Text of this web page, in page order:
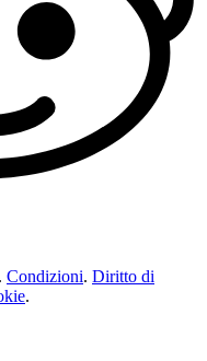
Condizioni. Diritto di
.